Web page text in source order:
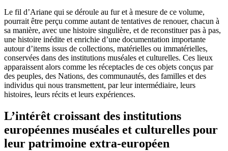
Le fil d’Ariane qui se déroule au fur et à mesure de ce volume,
pourrait être perçu comme autant de tentatives de renouer, chacun à
sa manière, avec une histoire singulière, et de reconstituer pas à pas,
une histoire inédite et enrichie d’une documentation importante
autour d’items issus de collections, matérielles ou immatérielles,
conservées dans des institutions muséales et culturelles. Ces lieux
apparaissent alors comme les réceptacles de ces objets conçus par
des peuples, des Nations, des communautés, des familles et des
individus qui nous transmettent, par leur intermédiaire, leurs
histoires, leurs récits et leurs expériences.
L’intérêt croissant des institutions
européennes muséales et culturelles pour
leur patrimoine extra-européen